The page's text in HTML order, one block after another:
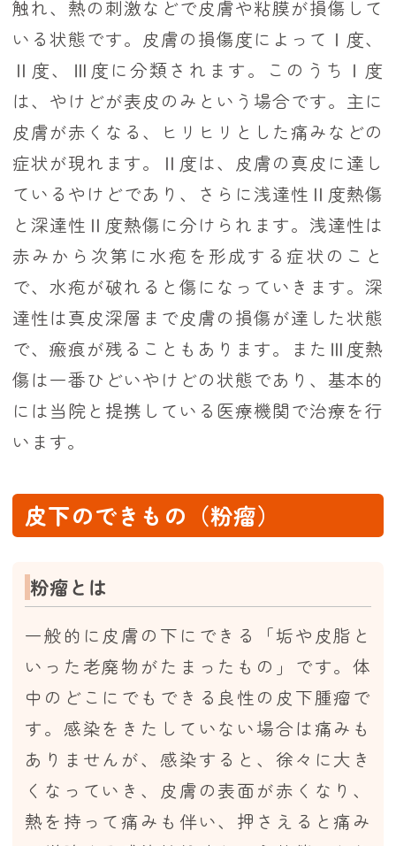
触れ、熱の刺激などで皮膚や粘膜が損傷して
いる状態です。皮膚の損傷度によってⅠ度、
Ⅱ度、Ⅲ度に分類されます。このうちⅠ度
は、やけどが表皮のみという場合です。主に
皮膚が赤くなる、ヒリヒリとした痛みなどの
症状が現れます。Ⅱ度は、皮膚の真皮に達し
ているやけどであり、さらに浅達性Ⅱ度熱傷
と深達性Ⅱ度熱傷に分けられます。浅達性は
赤みから次第に水疱を形成する症状のこと
で、水疱が破れると傷になっていきます。深
達性は真皮深層まで皮膚の損傷が達した状態
で、瘢痕が残ることもあります。またⅢ度熱
傷は一番ひどいやけどの状態であり、基本的
には当院と提携している医療機関で治療を行
います。
皮下のできもの（粉瘤）
粉瘤とは
一般的に皮膚の下にできる「垢や皮脂と
いった老廃物がたまったもの」です。体
中のどこにでもできる良性の皮下腫瘤で
す。感染をきたしていない場合は痛みも
ありませんが、感染すると、徐々に大き
くなっていき、皮膚の表面が赤くなり、
熱を持って痛みも伴い、押さえると痛み